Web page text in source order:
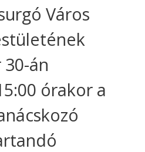
Város
án
órakor a